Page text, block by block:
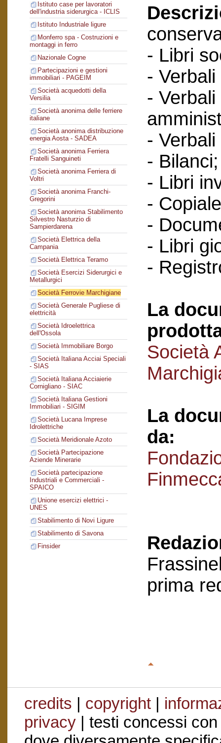
Istituto case per lavoratori
dell'industria siderurgica - ICLIS
Istituto Industriale ligure
Monferro spa - Costruzioni e
montaggi in ferro
Nazionale Cogne
Partecipazioni e gestioni
immobiliari - PAGEIM
Società acquedotti della
Versilia
Società anonima delle ferriere
italiane
Società anonima distribuzione
energia Aosta - SADEA
Società anonima Ferriera
Fratelli Sanguineti
Società anonima Ferriera di
Voltri
Società anonima Franchi-
Gregorini
Società anonima Stabilimento
Silvestro Nasturzio di
Sampierdarena
Società Elettrica della
Campania
Società Elettrica Teramo
Società Esercizi Siderurgici e
Metallurgici
Società Ferrovie Marchigiane
Società Generale Pugliese di
elettricità
Società Idroelettrica
dell'Ossola
Società Immobiliare Borgo
Società Italiana Acciai Speciali
- SIAS
Società Italiana Acciaierie
Cornigliano - SIAC
Società Italiana Gestioni
Immobiliari - SIGIM
Società Lucana Imprese
Idrolettriche
Società Meridionale Azoto
Società Partecipazione
Aziende Minerarie
Società partecipazione
Industriali e Commerciali -
SPAICO
Unione esercizi elettrici -
UNES
Stabilimento di Novi Ligure
Stabilimento di Savona
Finsider
- Libri
-
-
-
- Bilanci;
- Libri
-
-
- Libri
-
La
Società
La
da:
prima
credits | copyright|
privacy| testi concessi